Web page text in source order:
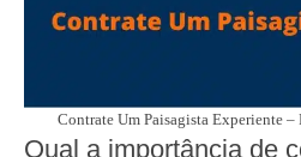
Contrate Um Paisagista Experiente
Qual a importância de